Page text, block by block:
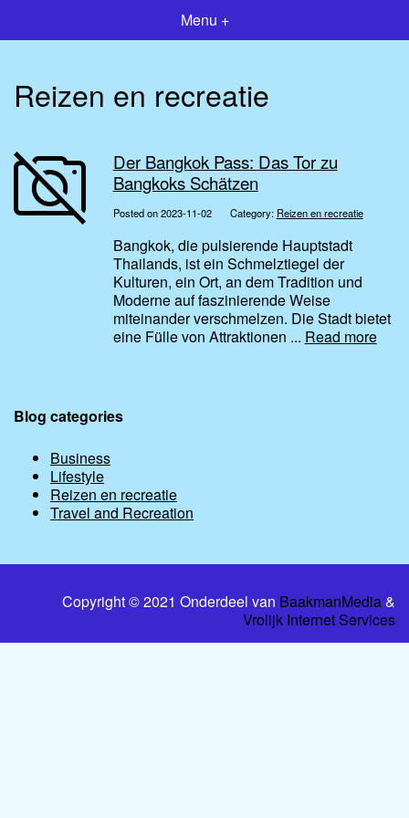
Menu +
Reizen en recreatie
Der Bangkok Pass: Das Tor zu
Bangkoks Schätzen
Posted on 2023-11-02 Category: Reizen en recreatie
Bangkok, die pulsierende Hauptstadt
Thailands, ist ein Schmelztiegel der
Kulturen, ein Ort, an dem Tradition und
Moderne auf faszinierende Weise
miteinander verschmelzen. Die Stadt bietet
eine Fülle von Attraktionen ... Read more
Blog categories
Business
Lifestyle
Reizen en recreatie
Travel and Recreation
Copyright © 2021 Onderdeel van BaakmanMedia&
Vrolijk Internet Services